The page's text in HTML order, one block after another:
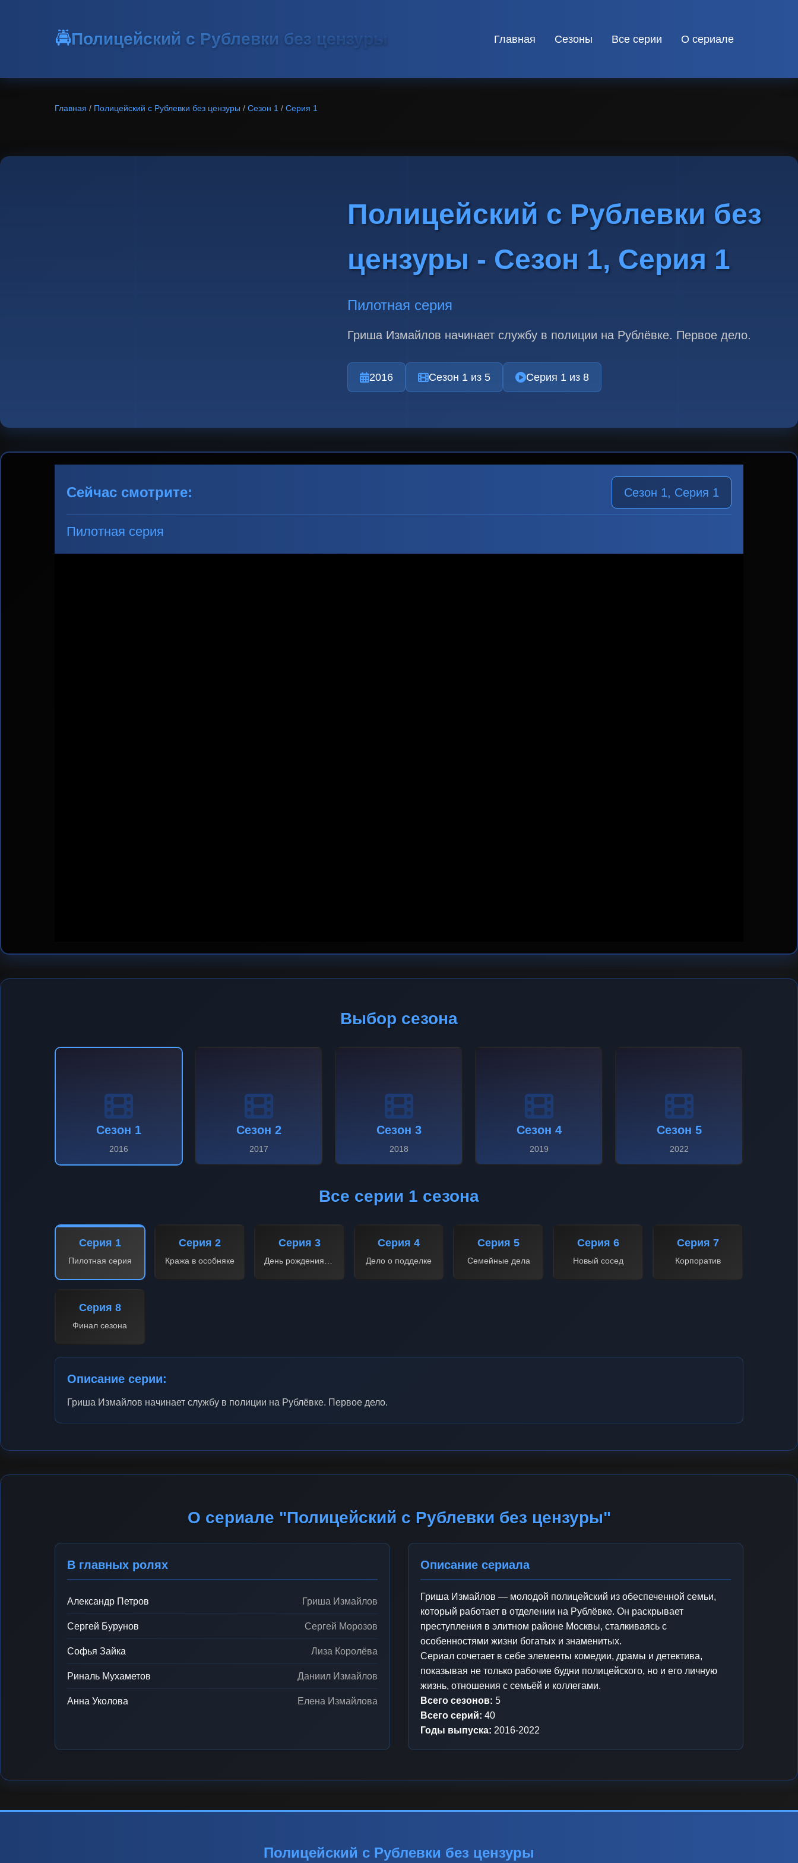
🚔Полицейский с Рублевки без цензуры Главная Сезоны Все серии О сериале
Главная / Полицейский с Рублевки без цензуры / Сезон 1 / Серия 1
Полицейский с Рублевки без
цензуры - Сезон 1, Серия 1
Пилотная серия
Гриша Измайлов начинает службу в полиции на Рублёвке. Первое дело.
2016 Сезон 1 из 5 Серия 1 из 8
Сейчас смотрите: Сезон 1, Серия 1
Пилотная серия
Выбор сезона
Сезон 1
2016
Сезон 2
2017
Сезон 3
2018
Сезон 4
2019
Сезон 5
2022
Все серии 1 сезона
Серия 1
Пилотная серия
Серия 2
Кража в особняке
Серия 3 Серия 4
Дело о подделке
Серия 5
Семейные дела
Серия 6
Новый сосед
Серия 7
Корпоратив
Серия 8
Финал сезона
Описание серии:
Гриша Измайлов начинает службу в полиции на Рублёвке. Первое дело.
О сериале "Полицейский с Рублевки без цензуры"
В главных ролях
Александр Петров Гриша Измайлов
Сергей Бурунов Сергей Морозов
Софья Зайка Лиза Королёва
Риналь Мухаметов Даниил Измайлов
Анна Уколова Елена Измайлова
Описание сериала
Гриша Измайлов — молодой полицейский из обеспеченной семьи,
который работает в отделении на Рублёвке. Он раскрывает
преступления в элитном районе Москвы, сталкиваясь с
особенностями жизни богатых и знаменитых.
Сериал сочетает в себе элементы комедии, драмы и детектива,
показывая не только рабочие будни полицейского, но и его личную
жизнь, отношения с семьёй и коллегами.
Всего сезонов: 5
Всего серий: 40
Годы выпуска: 2016-2022
Полицейский с Рублевки без цензуры